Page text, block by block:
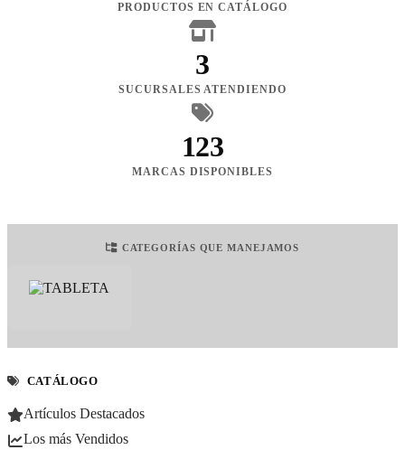
PRODUCTOS EN CATÁLOGO
3
SUCURSALES ATENDIENDO
123
MARCAS DISPONIBLES
CATEGORÍAS QUE MANEJAMOS
CATÁLOGO
Artículos Destacados
Los más Vendidos